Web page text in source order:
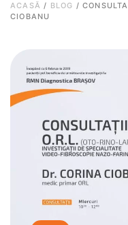
ACASĂ / BLOG /
CIOBANU